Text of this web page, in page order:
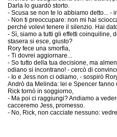
Darla lo guardò storto.
- Scusa se non te lo abbiamo detto... -
- Non ti preoccupare: non mi hai
perché volevi tenere il silenzio. Hai
- Sì, siamo a tutti gli effetti coinquiline,
stasera si esce, giusto?
Rory fece una smorfia,
- Ti dovrei aggiornare...
- So tutto della tua decisione, ma
odiano si incontrano! - cercò di
- Io e Jess non ci odiamo, - sospirò
Andrò da Melinda: lei e Spencer
Rick tornò in soggiorno,
- Ma poi ci raggiungi? Andiamo a
cacceremo Jess, promesso.
- No, Rick, non cacciate nessuno: